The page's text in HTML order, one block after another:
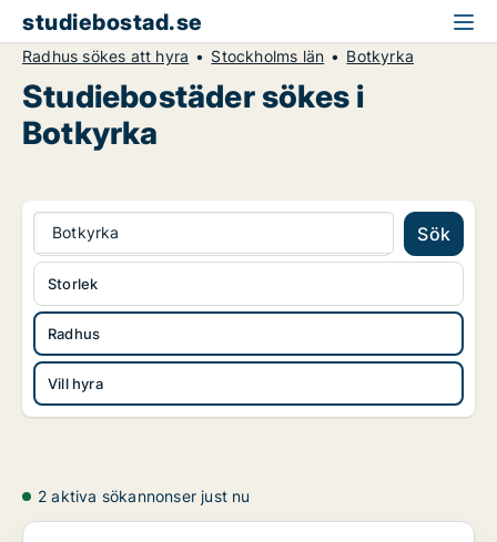
studiebostad.se
Radhus sökes att hyra Stockholms län Botkyrka
Studiebostäder sökes i
Botkyrka
Botkyrka Sök
Radhus
Vill hyra
Storlek
2 aktiva sökannonser just nu